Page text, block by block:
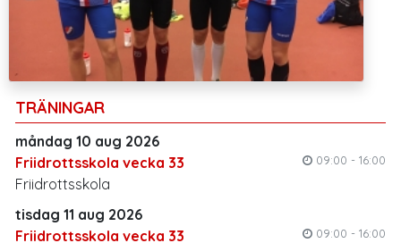
TRÄNINGAR
måndag 10 aug 2026
Friidrottsskola vecka 33
09:00 - 16:00
Friidrottsskola
tisdag 11 aug 2026
Friidrottsskola vecka 33
09:00 - 16:00